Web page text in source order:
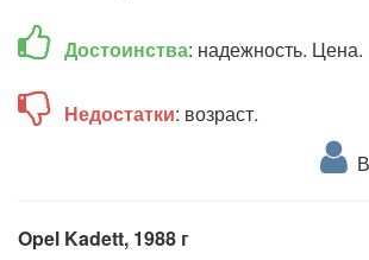
Достоинства: надежность. Цена.
Недостатки: возраст.
Opel Kadett, 1988 г